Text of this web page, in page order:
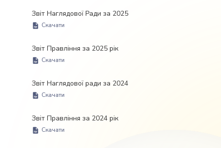
Звіт Наглядової Ради за 2025
Скачати
Звіт Правління за 2025 рік
Скачати
Звіт Наглядової ради за 2024
Скачати
Звіт Правління за 2024 рік
Скачати